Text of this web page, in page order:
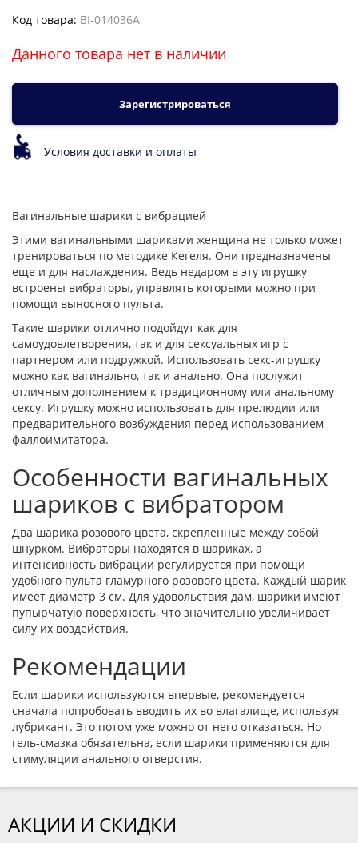
Код товара: BI-014036A
Данного товара нет в наличии
Зарегистрироваться
Условия доставки и оплаты
Вагинальные шарики с вибрацией
Этими вагинальными шариками женщина не только может
тренироваться по методике Кегеля. Они предназначены
еще и для наслаждения. Ведь недаром в эту игрушку
встроены вибраторы, управлять которыми можно при
помощи выносного пульта.
Такие шарики отлично подойдут как для
самоудовлетворения, так и для сексуальных игр с
партнером или подружкой. Использовать секс-игрушку
можно как вагинально, так и анально. Она послужит
отличным дополнением к традиционному или анальному
сексу. Игрушку можно использовать для прелюдии или
предварительного возбуждения перед использованием
фаллоимитатора.
Особенности вагинальных
шариков с вибратором
Два шарика розового цвета, скрепленные между собой
шнурком. Вибраторы находятся в шариках, а
интенсивность вибрации регулируется при помощи
удобного пульта гламурного розового цвета. Каждый шарик
имеет диаметр 3 см. Для удовольствия дам, шарики имеют
пупырчатую поверхность, что значительно увеличивает
силу их воздействия.
Рекомендации
Если шарики используются впервые, рекомендуется
сначала попробовать вводить их во влагалище, используя
лубрикант. Это потом уже можно от него отказаться. Но
гель-смазка обязательна, если шарики применяются для
стимуляции анального отверстия.
АКЦИИ И СКИДКИ